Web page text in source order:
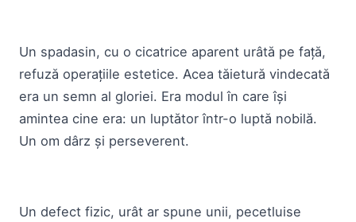
Un spadasin, cu o cicatrice aparent urâtă pe față,
refuză operațiile estetice. Acea tăietură vindecată
era un semn al gloriei. Era modul în care își
amintea cine era: un luptător într-o luptă nobilă.
Un om dârz și perseverent.
Un defect fizic, urât ar spune unii, pecetluise